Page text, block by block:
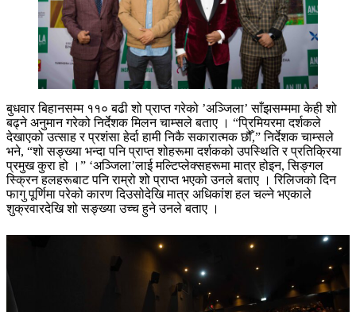
बुधवार बिहानसम्म ११० बढी शो प्राप्त गरेको ’अञ्जिला’ साँझसम्ममा केही शो
बढ्ने अनुमान गरेको निर्देशक मिलन चाम्सले बताए । “प्रिमियरमा दर्शकले
देखाएको उत्साह र प्रशंसा हेर्दा हामी निकै सकारात्मक छौँ,” निर्देशक चाम्सले
भने, “शो सङ्ख्या भन्दा पनि प्राप्त शोहरूमा दर्शकको उपस्थिति र प्रतिक्रिया
प्रमुख कुरा हो ।” ‘अञ्जिला’लाई मल्टिप्लेक्सहरूमा मात्र होइन, सिङ्गल
स्क्रिन हलहरूबाट पनि राम्रो शो प्राप्त भएको उनले बताए । रिलिजको दिन
फागु पूर्णिमा परेको कारण दिउसोदेखि मात्र अधिकांश हल चल्ने भएकाले
शुक्रवारदेखि शो सङ्ख्या उच्च हुने उनले बताए ।